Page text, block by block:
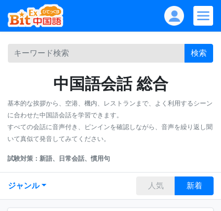
検索
中国語会話 総合
基本的な挨拶から、空港、機内、レストランまで、よく利用するシーン
に合わせた中国語会話を学習できます。
すべての会話に音声付き、ピンインを確認しながら、音声を繰り返し聞
いて真似て発音してみてください。
試験対策：新語、日常会話、慣用句
ジャンル 人気 新着